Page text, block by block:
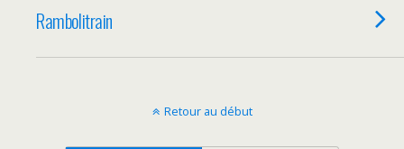
Rambolitrain
Retour au début